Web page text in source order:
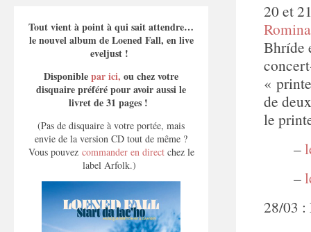
Tout vient à point à qui sait attendre…
le nouvel album de Loened Fall, en live
eveljust !
Disponiblepar ici, ou chez votre
disquaire préféré pour avoir aussi le
livret de 31 pages !
(Pas de disquaire à votre portée, mais
envie de la version CD tout de même ?
Vous pouvezcommander en directchez le
label Arfolk.)
20 et
Bhríde
«
de
le
–
–
28/03 :